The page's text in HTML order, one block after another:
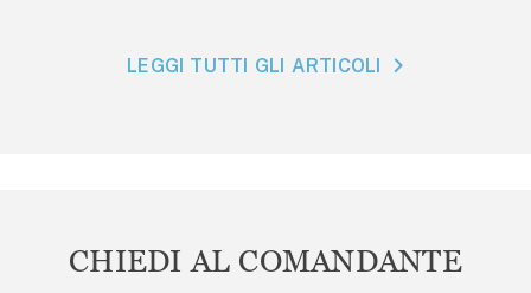
LEGGI TUTTI GLI ARTICOLI
CHIEDI AL COMANDANTE